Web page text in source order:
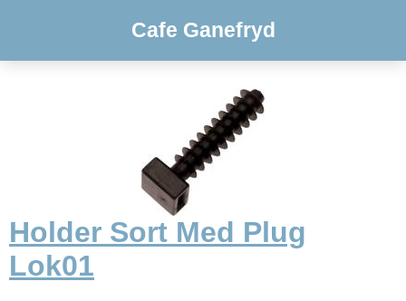
Cafe Ganefryd
Holder Sort Med Plug
Lok01